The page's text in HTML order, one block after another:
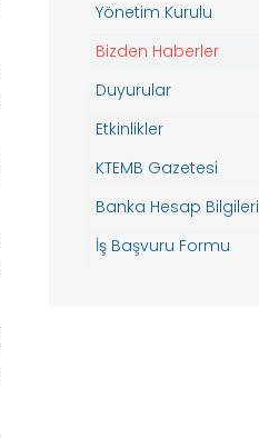
Yönetim Kurulu
Bizden Haberler
Duyurular
Etkinlikler
KTEMB Gazetesi
Banka Hesap Bilgileri
İş Başvuru Formu